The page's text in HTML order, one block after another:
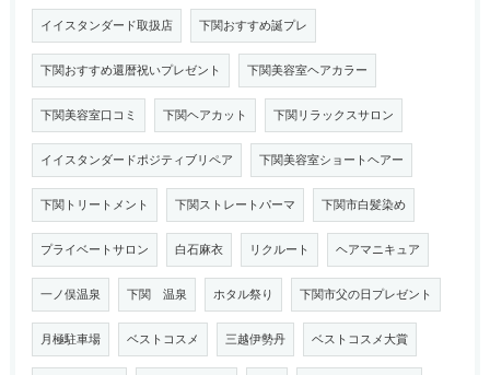
イイスタンダード取扱店 下関おすすめ誕プレ
下関おすすめ還暦祝いプレゼント 下関美容室ヘアカラー
下関美容室口コミ 下関ヘアカット 下関リラックスサロン
イイスタンダードポジティブリペア 下関美容室ショートヘアー
下関トリートメント 下関ストレートパーマ 下関市白髪染め
プライベートサロン 白石麻衣 リクルート ヘアマニキュア
一ノ俣温泉 下関 温泉 ホタル祭り 下関市父の日プレゼント
月極駐車場 ベストコスメ 三越伊勢丹 ベストコスメ大賞